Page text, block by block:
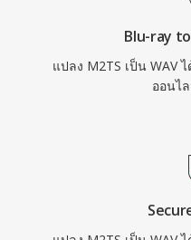
Blu-ray
แปลง M2TS เป็น WAV
ออนไ